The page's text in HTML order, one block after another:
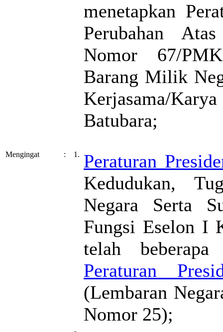
menetapkan
Perubahan
Nomor 67/
Barang Milik
Kerjasama/
Batubara;
Mengingat : 1. Peraturan
Kedudukan,
Negara Serta
Fungsi Eselon I
telah
Peraturan
(Lembaran
Nomor 25);